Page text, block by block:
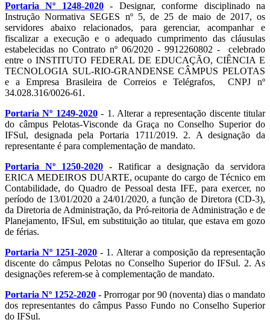
Portaria Nº 1248-2020- Designar, conforme disciplinado na
Instrução Normativa SEGES nº 5, de 25 de maio de 2017, os
servidores abaixo relacionados, para gerenciar, acompanhar e
fiscalizar a execução e o adequado cumprimento das cláusulas
estabelecidas no Contrato nº 06/2020 - 9912260802 - celebrado
entre o INSTITUTO FEDERAL DE EDUCAÇÃO, CIÊNCIA E
TECNOLOGIA SUL-RIO-GRANDENSE CÂMPUS PELOTAS
e a Empresa Brasileira de Correios e Telégrafos, CNPJ nº
34.028.316/0026-61.
Portaria Nº 1249-2020- 1. Alterar a representação discente titular
do câmpus Pelotas-Visconde da Graça no Conselho Superior do
IFSul, designada pela Portaria 1711/2019. 2. A designação da
representante é para complementação de mandato.
Portaria Nº 1250-2020 - Ratificar a designação da servidora
ERICA MEDEIROS DUARTE, ocupante do cargo de Técnico em
Contabilidade, do Quadro de Pessoal desta IFE, para exercer, no
período de 13/01/2020 a 24/01/2020, a função de Diretora (CD-3),
da Diretoria de Administração, da Pró-reitoria de Administração e de
Planejamento, IFSul, em substituição ao titular, que estava em gozo
de férias.
Portaria Nº 1251-2020 - 1. Alterar a composição da representação
discente do câmpus Pelotas no Conselho Superior do IFSul. 2. As
designações referem-se à complementação de mandato.
Portaria Nº 1252-2020 - Prorrogar por 90 (noventa) dias o mandato
dos representantes do câmpus Passo Fundo no Conselho Superior
do IFSul.